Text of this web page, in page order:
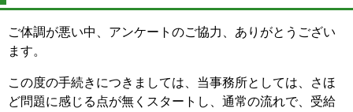
ご体調が悪い中、アンケートのご協力、ありがとうござい
ます。
この度の手続きにつきましては、当事務所としては、さほ
ど問題に感じる点が無くスタートし、通常の流れで、受給